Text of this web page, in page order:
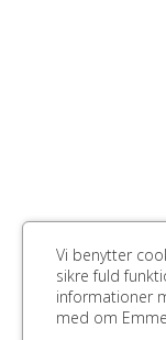
Vi benytter
sikre fuld
informationer
med om